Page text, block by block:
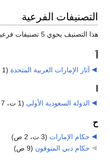
التصنيفات الفرعية
هذا التصنيف يحوي 5 تصنيفات فرعية، من إجمالي 5.
آثار الإمارات العربية المتحدة (1 ت، 6 ص، 1 م)
الدولة السعودية الأولى (1 ت، 7 ص)
ح
حكام الإمارات (3 ت، 2 ص)
حكام دبي المتوفون (9 ص)